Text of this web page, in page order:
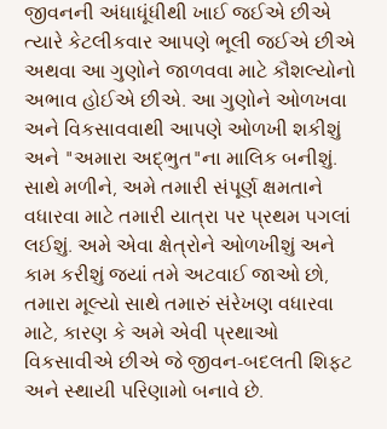
જીવનની અંધાધૂંધીથી ખાઈ જઈએ છીએ
ત્યારે કેટલીકવાર આપણે ભૂલી જઈએ છીએ
અથવા આ ગુણોને જાળવવા માટે કૌશલ્યોનો
અભાવ હોઈએ છીએ. આ ગુણોને ઓળખવા
અને વિકસાવવાથી આપણે ઓળખી શકીશું
અને "અમારા અદ્ભુત"ના માલિક બનીશું.
સાથે મળીને, અમે તમારી સંપૂર્ણ ક્ષમતાને
વધારવા માટે તમારી યાત્રા પર પ્રથમ પગલાં
લઈશું. અમે એવા ક્ષેત્રોને ઓળખીશું અને
કામ કરીશું જ્યાં તમે અટવાઈ જાઓ છો,
તમારા મૂલ્યો સાથે તમારું સંરેખણ વધારવા
માટે, કારણ કે અમે એવી પ્રથાઓ
વિકસાવીએ છીએ જે જીવન-બદલતી શિફ્ટ
અને સ્થાયી પરિણામો બનાવે છે.